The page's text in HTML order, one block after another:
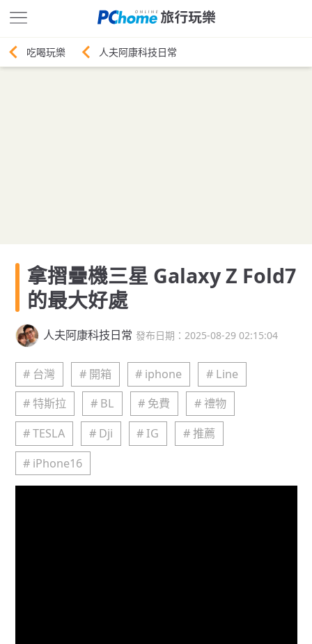
人夫阿康科技日常
拿摺疊機三星 Galaxy Z Fold7
的最大好處
人夫阿康科技日常 發布日期：2025-08-29 02:15:04
# 台灣 # 開箱 # iphone
# Line
# 特斯拉
# BL # 免費
# 禮物
# TESLA
# Dji # IG
# 推薦
# iPhone16